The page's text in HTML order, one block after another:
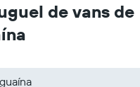
de vans de